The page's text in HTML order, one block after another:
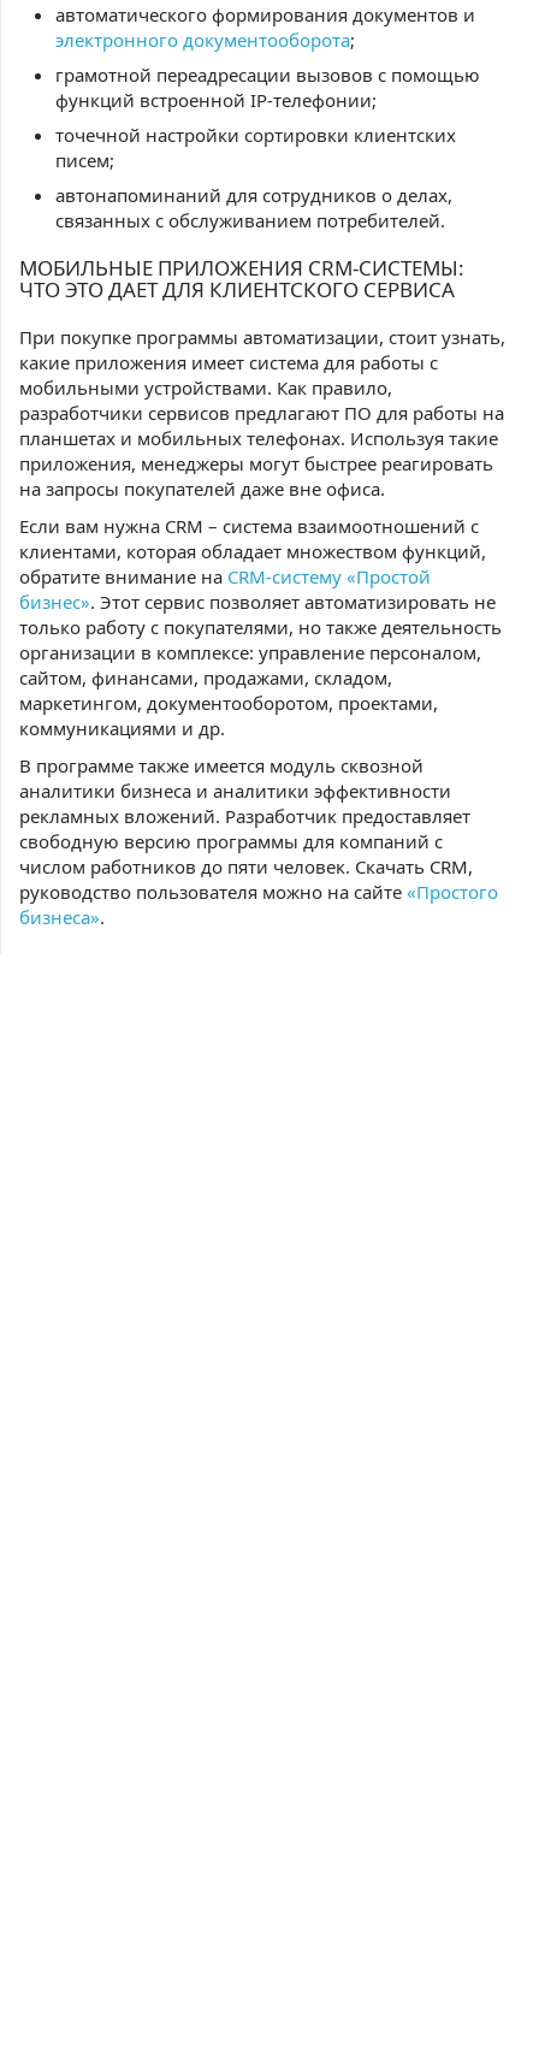
автоматического формирования документов и
электронного документооборота;
грамотной переадресации вызовов с помощью
функций встроенной IP-телефонии;
точечной настройки сортировки клиентских
писем;
автонапоминаний для сотрудников о делах,
связанных с обслуживанием потребителей.
МОБИЛЬНЫЕ ПРИЛОЖЕНИЯ CRM-СИСТЕМЫ:
ЧТО ЭТО ДАЕТ ДЛЯ КЛИЕНТСКОГО СЕРВИСА
При покупке программы автоматизации, стоит узнать,
какие приложения имеет система для работы с
мобильными устройствами. Как правило,
разработчики сервисов предлагают ПО для работы на
планшетах и мобильных телефонах. Используя такие
приложения, менеджеры могут быстрее реагировать
на запросы покупателей даже вне офиса.
Если вам нужна CRM – система взаимоотношений с
клиентами, которая обладает множеством функций,
обратите внимание на CRM-систему «Простой
бизнес». Этот сервис позволяет автоматизировать не
только работу с покупателями, но также деятельность
организации в комплексе: управление персоналом,
сайтом, финансами, продажами, складом,
маркетингом, документооборотом, проектами,
коммуникациями и др.
В программе также имеется модуль сквозной
аналитики бизнеса и аналитики эффективности
рекламных вложений. Разработчик предоставляет
свободную версию программы для компаний с
числом работников до пяти человек. Скачать CRM,
руководство пользователя можно на сайте «Простого
бизнеса».